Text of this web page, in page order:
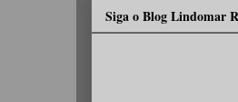
Siga o Blog Lindomar